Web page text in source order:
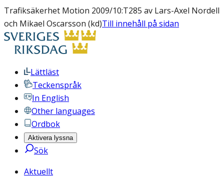
Trafiksäkerhet Motion 2009/10:T285 av Lars-Axel Nordell
och Mikael Oscarsson (kd)Till innehåll på sidan
Lättläst
Teckenspråk
In English
Other languages
Ordbok
Aktivera lyssna
Sök
Aktuellt